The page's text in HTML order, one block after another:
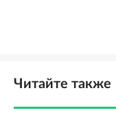
Читайте также